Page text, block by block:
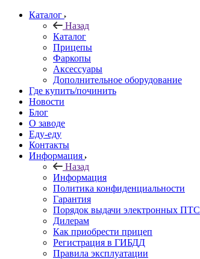
Каталог
Назад
Каталог
Прицепы
Фаркопы
Аксессуары
Дополнительное оборудование
Где купить/починить
Новости
Блог
О заводе
Еду-еду
Контакты
Информация
Назад
Информация
Политика конфиденциальности
Гарантия
Порядок выдачи электронных ПТС
Дилерам
Как приобрести прицеп
Регистрация в ГИБДД
Правила эксплуатации